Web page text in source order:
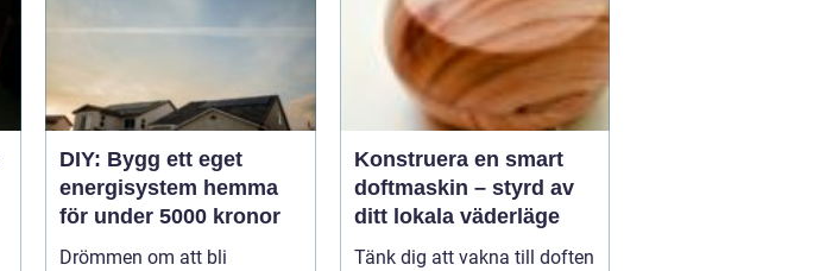
DIY: Bygg ett eget
energisystem hemma
för under 5000 kronor
Drömmen om att bli
Konstruera en smart
doftmaskin – styrd av
ditt lokala väderläge
Tänk dig att vakna till doften